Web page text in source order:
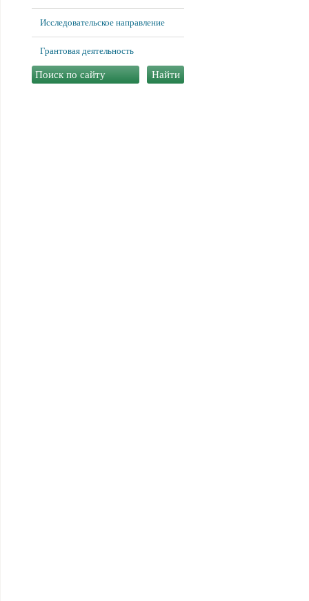
Исследовательское направление
Грантовая деятельность